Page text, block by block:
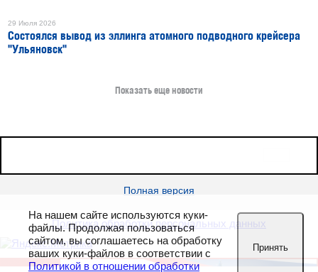
29 Июля 2026
Состоялся вывод из эллинга атомного подводного крейсера
"Ульяновск"
Показать еще новости
Полная версия
Политика обработки персональных данных
На нашем сайте используются куки-
файлы. Продолжая пользоваться
сайтом, вы соглашаетесь на обработку
ваших куки-файлов в соответствии с
Политикой в отношении обработки
Принять